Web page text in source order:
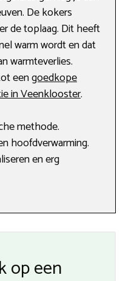
De kokers
de toplaag. Dit heeft
warm wordt en dat
warmteverlies.
eengoedkope
in Veenklooster.
methode.
hoofdverwarming.
en erg
op een